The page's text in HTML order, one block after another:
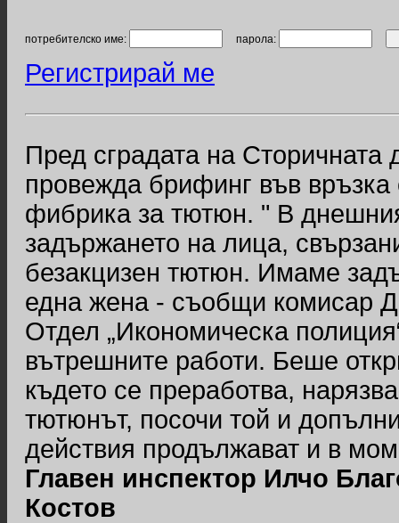
потребителско име: парола:
Регистрирай ме
Пред сградата на Сторичната
провежда брифинг във връзка
фибрика за тютюн. " В
задържането на лица,
безакцизен тютюн. Имаме
една жена - съобщи комисар
Отдел „Икономическа
вътрешните работи. Беше
където се преработва,
тютюнът, посочи той и
действия продължават и в
Главен инспектор Илчо
Костов